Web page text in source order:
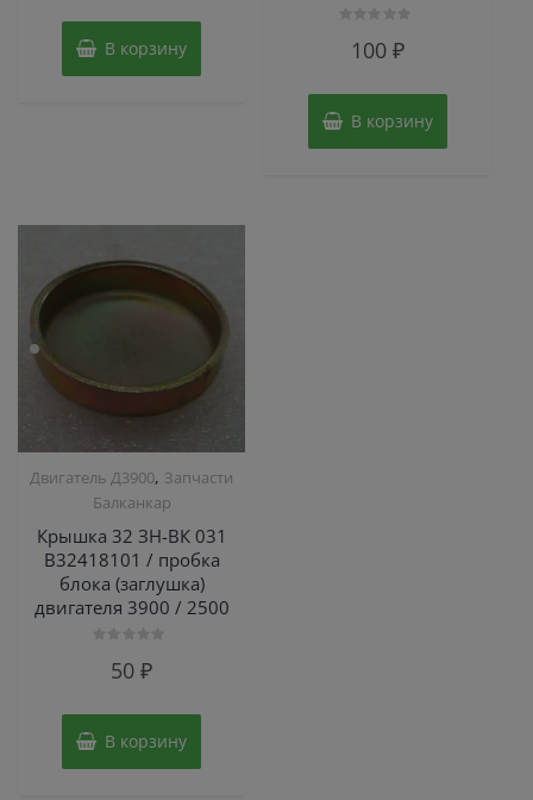
В корзину 100 ₽
В корзину
Двигатель Д3900, Запчасти
Балканкар
Крышка 32 ЗН-ВК 031
В32418101 / пробка
блока (заглушка)
двигателя 3900 / 2500
50₽
В корзину